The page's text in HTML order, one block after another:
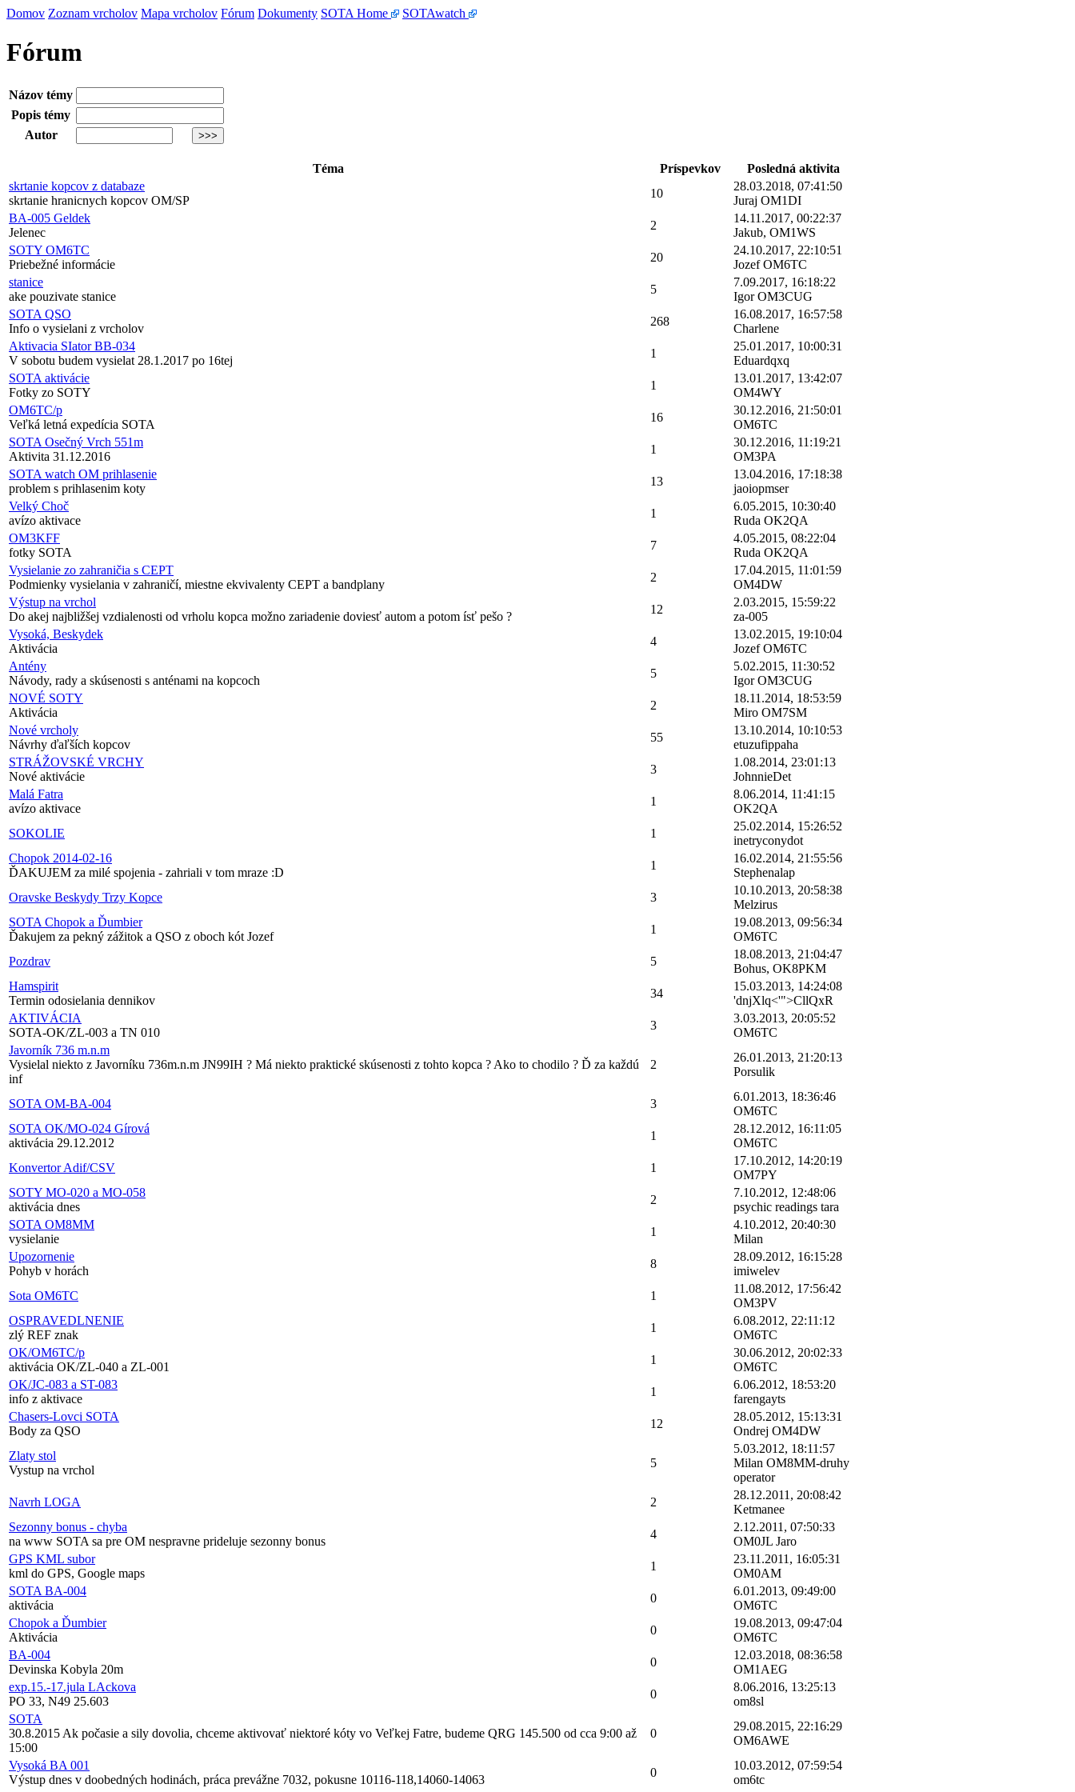
Domov Zoznam vrcholov Mapa vrcholov Fórum Dokumenty SOTA Home SOTAwatch
Fórum
Názov témy
Popis témy
Autor
Téma Príspevkov
Posledná aktivita
skrtanie kopcov z databaze
skrtanie hranicnych kopcov OM/SP
10
28.03.2018, 07:41:50
Juraj OM1DI
BA-005 Geldek
Jelenec
2
14.11.2017, 00:22:37
Jakub, OM1WS
SOTY OM6TC
Priebežné informácie
20
24.10.2017, 22:10:51
Jozef OM6TC
stanice
ake pouzivate stanice
5
7.09.2017, 16:18:22
Igor OM3CUG
SOTA QSO
Info o vysielani z vrcholov
268
16.08.2017, 16:57:58
Charlene
Aktivacia SIator BB-034
V sobotu budem vysielat 28.1.2017 po 16tej
1
25.01.2017, 10:00:31
Eduardqxq
SOTA aktivácie
Fotky zo SOTY
1
13.01.2017, 13:42:07
OM4WY
OM6TC/p
Veľká letná expedícia SOTA
16
30.12.2016, 21:50:01
OM6TC
SOTA Osečný Vrch 551m
Aktivita 31.12.2016
1
30.12.2016, 11:19:21
OM3PA
SOTA watch OM prihlasenie
problem s prihlasenim koty
13
13.04.2016, 17:18:38
jaoiopmser
Velký Choč
avízo aktivace
1
6.05.2015, 10:30:40
Ruda OK2QA
OM3KFF
fotky SOTA
7
4.05.2015, 08:22:04
Ruda OK2QA
Vysielanie zo zahraničia s CEPT
Podmienky vysielania v zahraničí, miestne ekvivalenty CEPT a bandplany
2
17.04.2015, 11:01:59
OM4DW
Výstup na vrchol
Do akej najbližšej vzdialenosti od vrholu kopca možno zariadenie doviesť autom a potom ísť pešo ?
12
2.03.2015, 15:59:22
za-005
Vysoká, Beskydek
Aktivácia
4
13.02.2015, 19:10:04
Jozef OM6TC
Antény
Návody, rady a skúsenosti s anténami na kopcoch
5
5.02.2015, 11:30:52
Igor OM3CUG
NOVÉ SOTY
Aktivácia
2
18.11.2014, 18:53:59
Miro OM7SM
Nové vrcholy
Návrhy ďaľších kopcov
55
13.10.2014, 10:10:53
etuzufippaha
STRÁŽOVSKÉ VRCHY
Nové aktivácie
3
1.08.2014, 23:01:13
JohnnieDet
Malá Fatra
avízo aktivace
1
8.06.2014, 11:41:15
OK2QA
SOKOLIE
1
25.02.2014, 15:26:52
inetryconydot
Chopok 2014-02-16
ĎAKUJEM za milé spojenia - zahriali v tom mraze :D
1
16.02.2014, 21:55:56
Stephenalap
Oravske Beskydy Trzy Kopce
3
10.10.2013, 20:58:38
Melzirus
SOTA Chopok a Ďumbier
Ďakujem za pekný zážitok a QSO z oboch kót Jozef
1
19.08.2013, 09:56:34
OM6TC
Pozdrav
5
18.08.2013, 21:04:47
Bohus, OK8PKM
Hamspirit
Termin odosielania dennikov
34
15.03.2013, 14:24:08
'dnjXlq<'">CllQxR
AKTIVÁCIA
SOTA-OK/ZL-003 a TN 010
3
3.03.2013, 20:05:52
OM6TC
Javorník 736 m.n.m
Vysielal niekto z Javorníku 736m.n.m JN99IH ? Má niekto praktické skúsenosti z tohto kopca ? Ako to chodilo ? Ď za každú
inf
2
26.01.2013, 21:20:13
Porsulik
SOTA OM-BA-004 3
6.01.2013, 18:36:46
OM6TC
SOTA OK/MO-024 Gírová
aktivácia 29.12.2012
1
28.12.2012, 16:11:05
OM6TC
Konvertor Adif/CSV
1
17.10.2012, 14:20:19
OM7PY
SOTY MO-020 a MO-058
aktivácia dnes
2
7.10.2012, 12:48:06
psychic readings tara
SOTA OM8MM
vysielanie
1
4.10.2012, 20:40:30
Milan
Upozornenie
Pohyb v horách
8
28.09.2012, 16:15:28
imiwelev
Sota OM6TC
1
11.08.2012, 17:56:42
OM3PV
OSPRAVEDLNENIE
zlý REF znak
1
6.08.2012, 22:11:12
OM6TC
OK/OM6TC/p
aktivácia OK/ZL-040 a ZL-001
1
30.06.2012, 20:02:33
OM6TC
OK/JC-083 a ST-083
info z aktivace
1
6.06.2012, 18:53:20
farengayts
Chasers-Lovci SOTA
Body za QSO
12
28.05.2012, 15:13:31
Ondrej OM4DW
Zlaty stol
Vystup na vrchol
5
5.03.2012, 18:11:57
Milan OM8MM-druhy
operator
Navrh LOGA
2
28.12.2011, 20:08:42
Ketmanee
Sezonny bonus - chyba
na www SOTA sa pre OM nespravne prideluje sezonny bonus
4
2.12.2011, 07:50:33
OM0JL Jaro
GPS KML subor
kml do GPS, Google maps
1
23.11.2011, 16:05:31
OM0AM
SOTA BA-004
aktivácia
0
6.01.2013, 09:49:00
OM6TC
Chopok a Ďumbier
Aktivácia
0
19.08.2013, 09:47:04
OM6TC
BA-004
Devinska Kobyla 20m
0
12.03.2018, 08:36:58
OM1AEG
exp.15.-17.jula LAckova
PO 33, N49 25.603
0
8.06.2016, 13:25:13
om8sl
SOTA
30.8.2015 Ak počasie a sily dovolia, chceme aktivovať niektoré kóty vo Veľkej Fatre, budeme QRG 145.500 od cca 9:00 až
15:00
0
29.08.2015, 22:16:29
OM6AWE
Vysoká BA 001
Výstup dnes v doobedných hodinách, práca prevážne 7032, pokusne 10116-118,14060-14063
0
10.03.2012, 07:59:54
om6tc